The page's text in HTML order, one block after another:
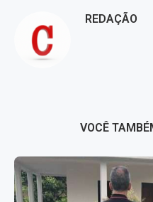
REDAÇÃO
VOCÊ